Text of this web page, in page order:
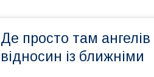
Де просто там ангелів
відносин із ближніми